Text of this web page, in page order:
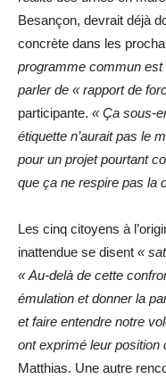
Besançon, devrait déjà
concrète dans les
programme commun
parler de « rapport de
participante. « Ça sous-
étiquette n’aurait pas le
pour un projet pourtant
que ça ne respire pas la
Les cinq citoyens à
inattendue se disent «
« Au-delà de cette
émulation et donner la
et faire entendre notre
ont exprimé leur position
Matthias. Une autre